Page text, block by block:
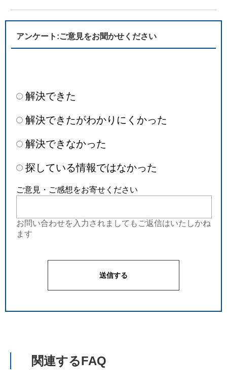
アンケート:ご意見をお聞かせください
解決できた
解決できたがわかりにくかった
解決できなかった
探している情報ではなかった
ご意見・ご感想をお寄せください
お問い合わせを入力されましてもご返信はいたしかね
ます
関連するFAQ